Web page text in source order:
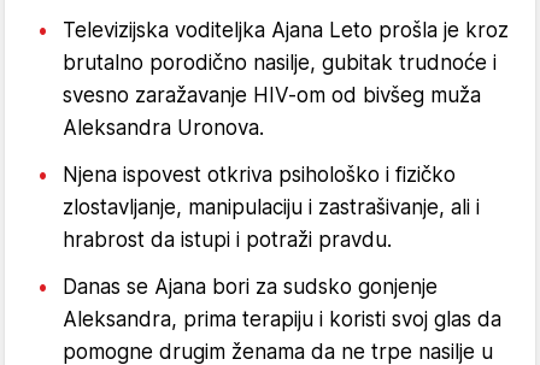
Televizijska voditeljka Ajana Leto prošla je kroz
brutalno porodično nasilje, gubitak trudnoće i
svesno zaražavanje HIV-om od bivšeg muža
Aleksandra Uronova.
Njena ispovest otkriva psihološko i fizičko
zlostavljanje, manipulaciju i zastrašivanje, ali i
hrabrost da istupi i potraži pravdu.
Danas se Ajana bori za sudsko gonjenje
Aleksandra, prima terapiju i koristi svoj glas da
pomogne drugim ženama da ne trpe nasilje u